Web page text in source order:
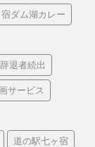
ダム湖カレー
退者続出
サービス
道の駅七ヶ宿